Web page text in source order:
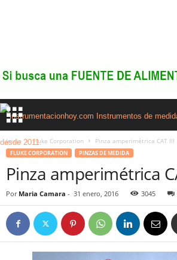
Inicio Fluke Corporation Pinza amperimétrica CAT III
FLUKE CORPORATION PINZAS DE MEDIDA
Pinza amperimétrica
Por Maria Camara - 31 enero, 2016 3045